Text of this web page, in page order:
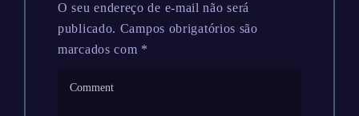
O seu endereço de e-mail não será
publicado. Campos obrigatórios são
marcados com *